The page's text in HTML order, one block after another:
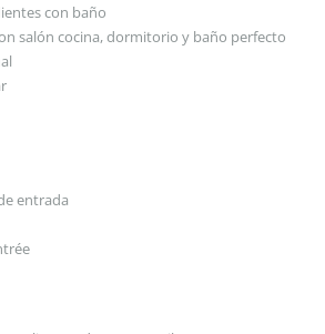
con baño
salón cocina, dormitorio y baño perfecto
entrada